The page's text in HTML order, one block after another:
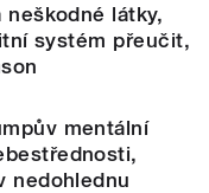
neškodné látky,
systém přeučit,
mentální
nedohlednu